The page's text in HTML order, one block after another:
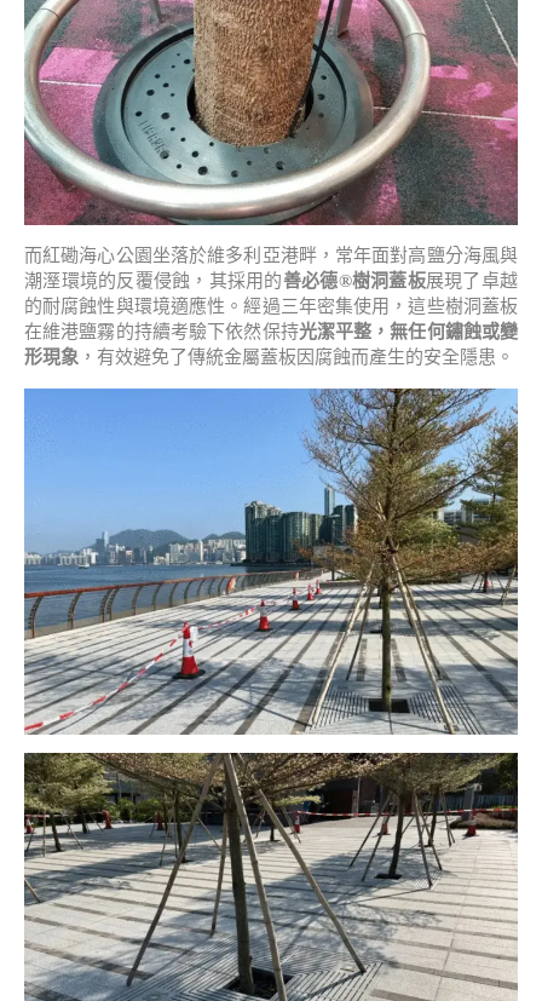
而紅磡海心公園坐落於維多利亞港畔，常年面對高鹽分海風與
潮溼環境的反覆侵蝕，其採用的善必德®樹洞蓋板展現了卓越
的耐腐蝕性與環境適應性。經過三年密集使用，這些樹洞蓋板
在維港鹽霧的持續考驗下依然保持光潔平整，無任何鏽蝕或變
形現象 ，有效避免了傳統金屬蓋板因腐蝕而產生的安全隱患。